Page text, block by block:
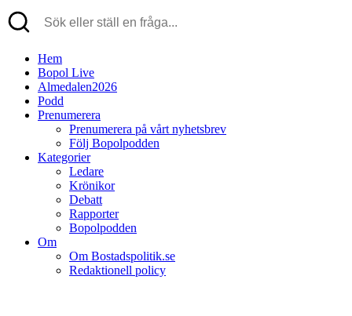
Hem
Bopol Live
Almedalen2026
Podd
Prenumerera
Prenumerera på vårt nyhetsbrev
Följ Bopolpodden
Kategorier
Ledare
Krönikor
Debatt
Rapporter
Bopolpodden
Om
Om Bostadspolitik.se
Redaktionell policy